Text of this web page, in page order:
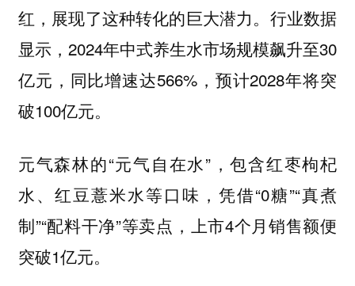
红，展现了这种转化的巨大潜力。行业数据
显示，2024年中式养生水市场规模飙升至30
亿元，同比增速达566%，预计2028年将突
破100亿元。
元气森林的“元气自在水”，包含红枣枸杞
水、红豆薏米水等口味，凭借“0糖”“真煮
制”“配料干净”等卖点，上市4个月销售额便
突破1亿元。